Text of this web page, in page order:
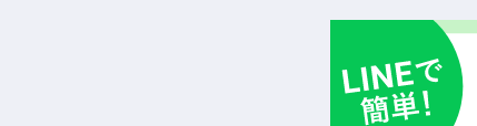
食を通じて感動を分かち合う
ーー【充実した環境でキャリ
当施設では、調理リーダーと